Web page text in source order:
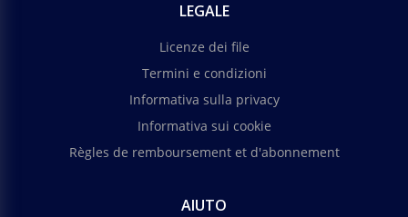
LEGALE
Licenze dei file
Termini e condizioni
Informativa sulla privacy
Informativa sui cookie
Règles de remboursement et d'abonnement
AIUTO